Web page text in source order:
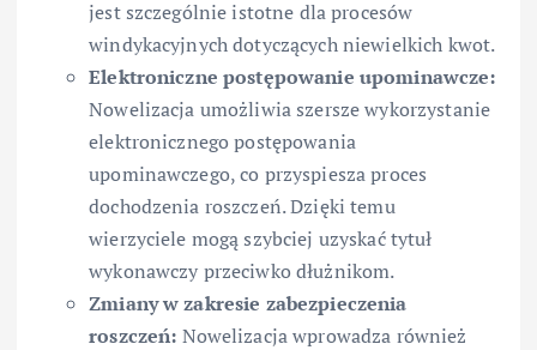
jest szczególnie istotne dla procesów
windykacyjnych dotyczących niewielkich kwot.
Elektroniczne postępowanie upominawcze:
Nowelizacja umożliwia szersze wykorzystanie
elektronicznego postępowania
upominawczego, co przyspiesza proces
dochodzenia roszczeń. Dzięki temu
wierzyciele mogą szybciej uzyskać tytuł
wykonawczy przeciwko dłużnikom.
Zmiany w zakresie zabezpieczenia
roszczeń: Nowelizacja wprowadza również